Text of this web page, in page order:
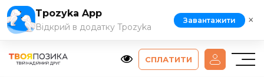
СПЛАТИТИ
Tpozyka App
Відкрий в додатку Tpozyka
Завантажити ×